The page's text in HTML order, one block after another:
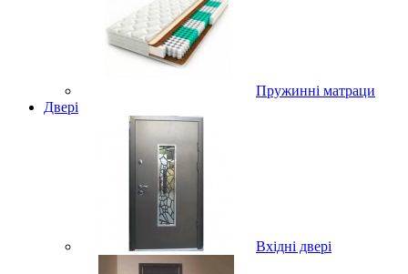
Пружинні матраци
Двері
Вхідні двері